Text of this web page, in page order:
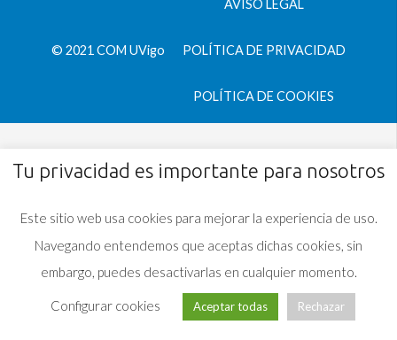
© 2021 COM UVigo
AVISO LEGAL
POLÍTICA DE PRIVACIDAD
POLÍTICA DE COOKIES
Tu privacidad es importante para nosotros
Este sitio web usa cookies para mejorar la experiencia de uso.
Navegando entendemos que aceptas dichas cookies, sin
embargo, puedes desactivarlas en cualquier momento.
Configurar cookies Aceptar todas Rechazar